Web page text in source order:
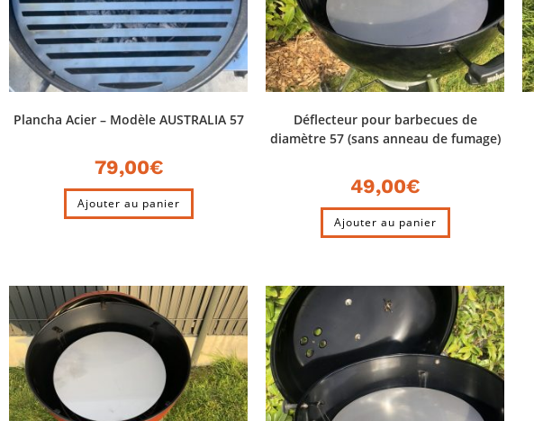
Plancha Acier – Modèle AUSTRALIA 57
79,00€
Ajouter au panier
Déflecteur pour barbecues de
diamètre 57 (sans anneau de fumage)
49,00€
Ajouter au panier